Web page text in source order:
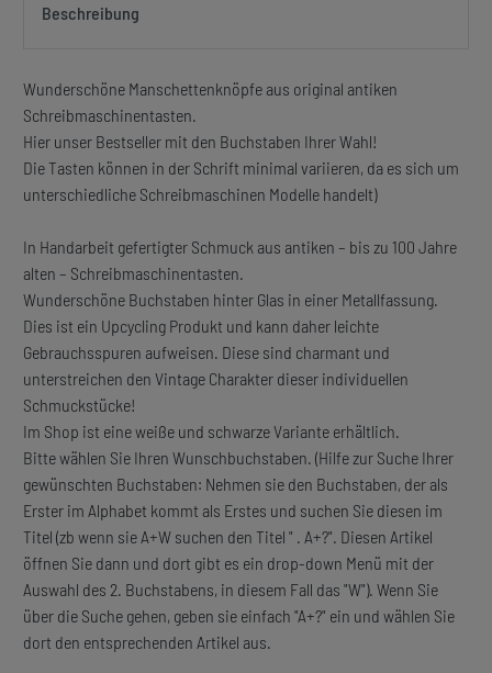
Beschreibung
Wunderschöne Manschettenknöpfe aus original antiken
Schreibmaschinentasten.
Hier unser Bestseller mit den Buchstaben Ihrer Wahl!
Die Tasten können in der Schrift minimal variieren, da es sich um
unterschiedliche Schreibmaschinen Modelle handelt)
In Handarbeit gefertigter Schmuck aus antiken – bis zu 100 Jahre
alten – Schreibmaschinentasten.
Wunderschöne Buchstaben hinter Glas in einer Metallfassung.
Dies ist ein Upcycling Produkt und kann daher leichte
Gebrauchsspuren aufweisen. Diese sind charmant und
unterstreichen den Vintage Charakter dieser individuellen
Schmuckstücke!
Im Shop ist eine weiße und schwarze Variante erhältlich.
Bitte wählen Sie Ihren Wunschbuchstaben. (Hilfe zur Suche Ihrer
gewünschten Buchstaben: Nehmen sie den Buchstaben, der als
Erster im Alphabet kommt als Erstes und suchen Sie diesen im
Titel (zb wenn sie A+W suchen den Titel " . A+?". Diesen Artikel
öffnen Sie dann und dort gibt es ein drop-down Menü mit der
Auswahl des 2. Buchstabens, in diesem Fall das "W"). Wenn Sie
über die Suche gehen, geben sie einfach "A+?" ein und wählen Sie
dort den entsprechenden Artikel aus.